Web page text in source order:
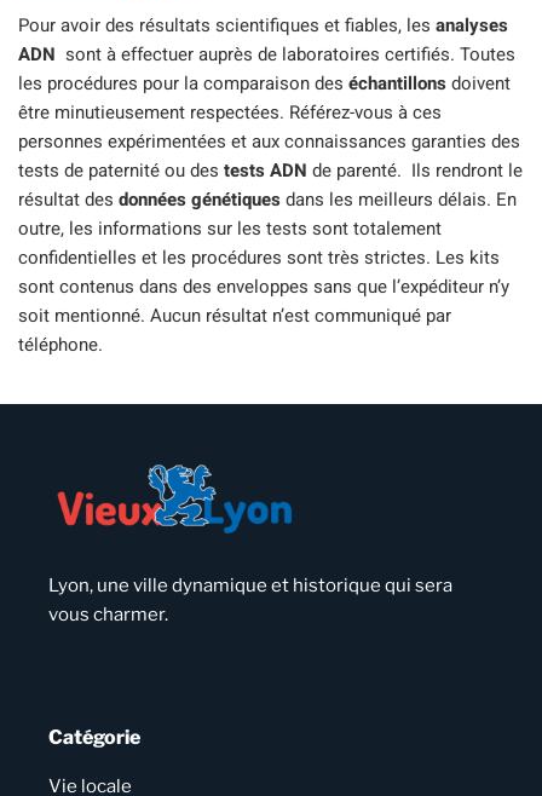
Pour avoir des résultats scientifiques et fiables, les analyses
ADN sont à effectuer auprès de laboratoires certifiés. Toutes
les procédures pour la comparaison des échantillonsdoivent
être minutieusement respectées. Référez-vous à ces
personnes expérimentées et aux connaissances garanties des
tests de paternité ou des tests ADN de parenté. Ils rendront le
résultat des données génétiquesdans les meilleurs délais. En
outre, les informations sur les tests sont totalement
confidentielles et les procédures sont très strictes. Les kits
sont contenus dans des enveloppes sans que l’expéditeur n’y
soit mentionné. Aucun résultat n’est communiqué par
téléphone.
Lyon, une ville dynamique et historique qui sera
vous charmer.
Catégorie
Vie locale